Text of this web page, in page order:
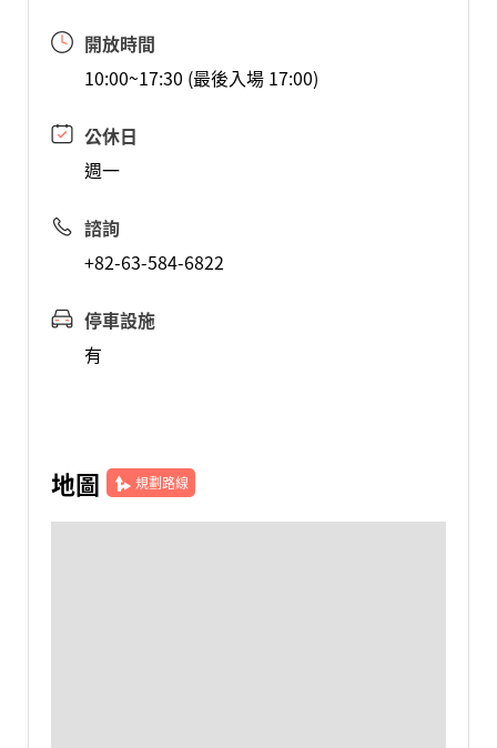
開放時間
10:00~17:30 (最後入場 17:00)
公休日
週一
諮詢
+82-63-584-6822
停車設施
有
地圖 規劃路線